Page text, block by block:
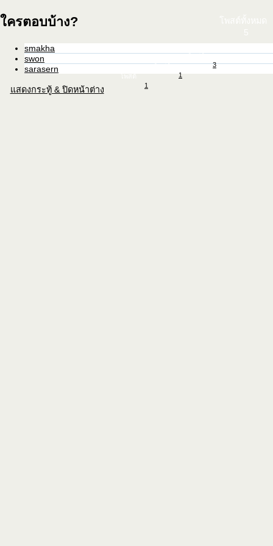
ใครตอบบ้าง?
โพสต์
3
smakha
โพสต์
1
swon
1
sarasern
แสดงกระทู้ & ปิดหน้าต่าง